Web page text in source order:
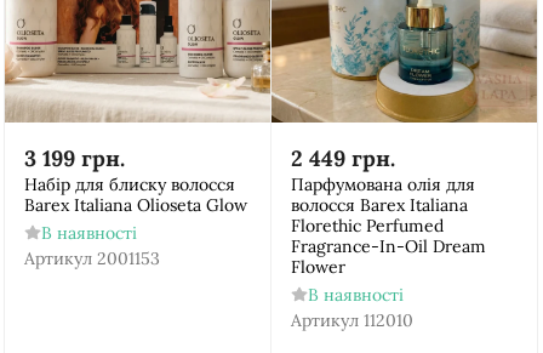
3 199 грн.
Набір для блиску волосся
Barex Italiana Olioseta Glow
В наявності
Артикул 2001153
2 449 грн.
Парфумована олія для
волосся Barex Italiana
Florethic Perfumed
Fragrance-In-Oil Dream
Flower
В наявності
Артикул 112010